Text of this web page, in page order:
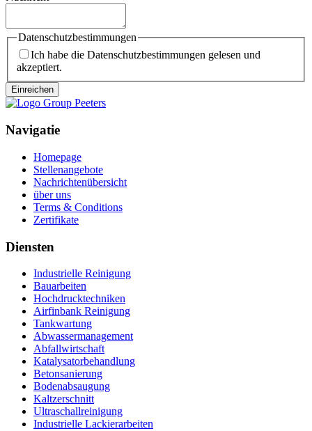
Datenschutzbestimmungen
Ich habe die Datenschutzbestimmungen gelesen und
akzeptiert.
Einreichen
Navigatie
Homepage
Stellenangebote
Nachrichtenübersicht
über uns
Terms & Conditions
Zertifikate
Diensten
Industrielle Reinigung
Bauarbeiten
Hochdrucktechniken
Airfinbank Reinigung
Tankwartung
Abwassermanagement
Abfallwirtschaft
Katalysatorbehandlung
Betonsanierung
Bodenabsaugung
Kaltzerschnitt
Ultraschallreinigung
Industrielle Lackierarbeiten